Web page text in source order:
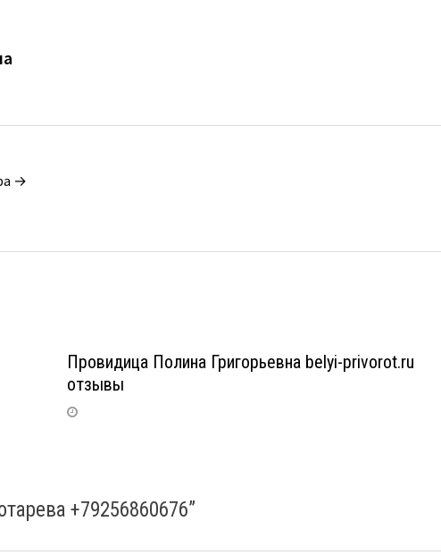
→
Провидица Полина Григорьевна belyi-privorot.ru
отзывы
+79256860676”